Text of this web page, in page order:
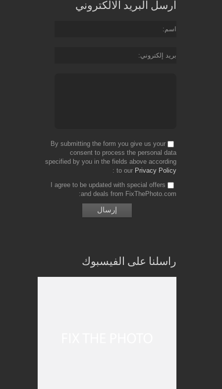
ارسل البريد الالكتروني
اسم
بريد إلكتروني
By submitting the form you give us your
consent to process the personal data
specified by you in the fields above according
to our Privacy Policy
I agree to be updated with special offers
and deals from FixThePhoto.com
راسلنا على الفيسبوك